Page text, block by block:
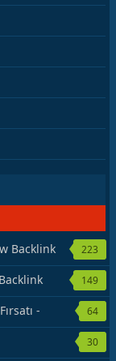
Backlink
223
149
-
64
30